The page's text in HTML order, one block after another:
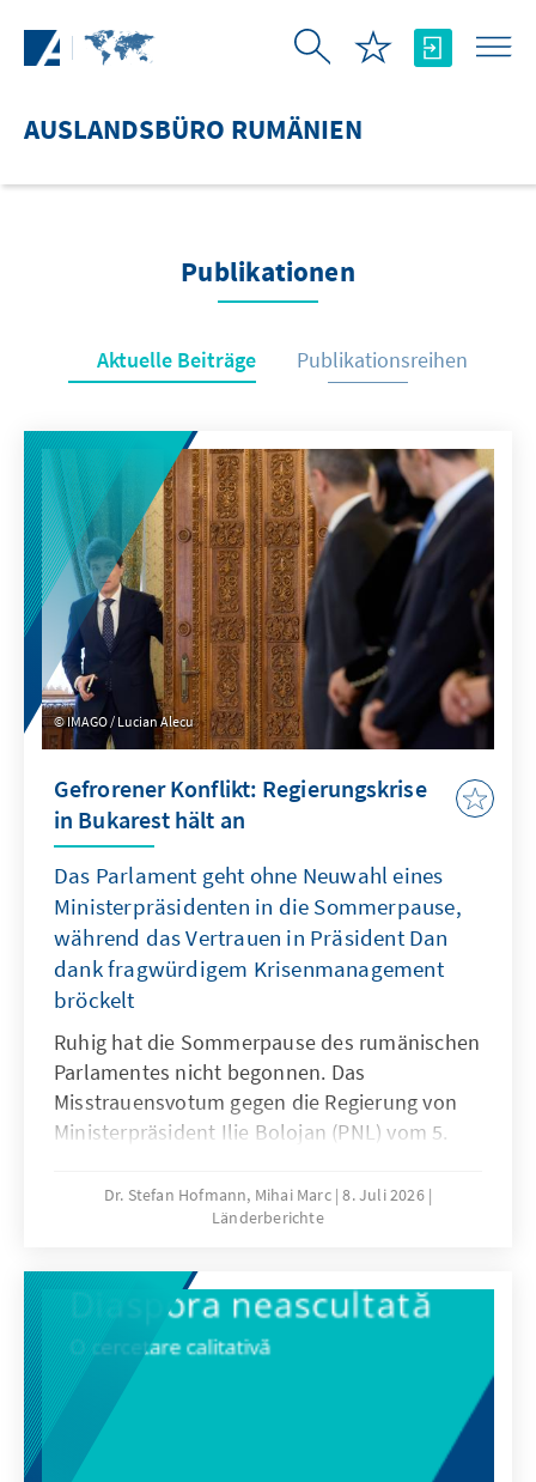
AUSLANDSBÜRO RUMÄNIEN
Publikationen
Aktuelle Beiträge Publikationsreihen
IMAGO / Lucian Alecu
Gefrorener Konflikt: Regierungskrise
in Bukarest hält an
Das Parlament geht ohne Neuwahl eines
Ministerpräsidenten in die Sommerpause,
während das Vertrauen in Präsident Dan
dank fragwürdigem Krisenmanagement
bröckelt
Ruhig hat die Sommerpause des rumänischen
Parlamentes nicht begonnen. Das
Misstrauensvotum gegen die Regierung von
Ministerpräsident Ilie Bolojan (PNL) vom 5.
Landschaft Rumäniens ausgelöst. Die
Abstimmung an sich wurde bereits als
Misstrauensantrag brachten die
sozialdemokratische PSD und die
rechtspopulistische AUR gemeinsam ein. Wer
für wen der Steigbügelhalter war, ist noch
nicht ausgemacht. Der Antrag erhielt 281
Stimmen, deutlich mehr als die erforderlichen
233 Stimmen. Die Angehörigen der PSD traten
Dr. Stefan Hofmann, Mihai Marc 8. Juli 2026
Länderberichte